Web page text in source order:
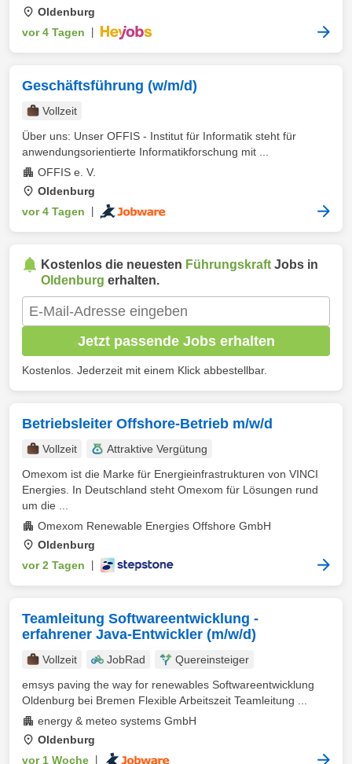
Oldenburg
vor 4 Tagen
Geschäftsführung (w/m/d)
Vollzeit
Über uns: Unser OFFIS - Institut für Informatik steht für
anwendungsorientierte Informatikforschung mit ...
OFFIS e. V.
Oldenburg
vor 4 Tagen
Kostenlos die neuesten Führungskraft Jobs in
Oldenburg erhalten.
Jetzt passende Jobs erhalten
Kostenlos. Jederzeit mit einem Klick abbestellbar.
Betriebsleiter Offshore-Betrieb m/w/d
Vollzeit
Attraktive Vergütung
Omexom ist die Marke für Energieinfrastrukturen von VINCI
Energies. In Deutschland steht Omexom für Lösungen rund
um die ...
Omexom Renewable Energies Offshore GmbH
Oldenburg
vor 2 Tagen
Teamleitung Softwareentwicklung -
erfahrener Java-Entwickler (m/w/d)
Vollzeit JobRad
Quereinsteiger
emsys paving the way for renewables Softwareentwicklung
Oldenburg bei Bremen Flexible Arbeitszeit Teamleitung ...
energy & meteo systems GmbH
Oldenburg
vor 1 Woche